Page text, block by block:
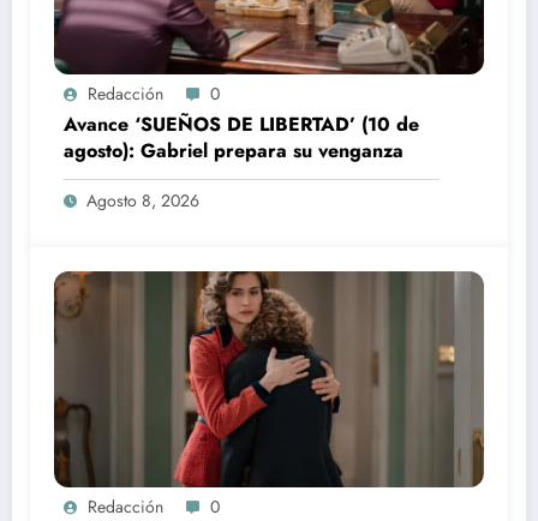
Redacción 0
Avance ‘SUEÑOS DE LIBERTAD’ (10 de
agosto): Gabriel prepara su venganza
Agosto 8, 2026
Redacción 0